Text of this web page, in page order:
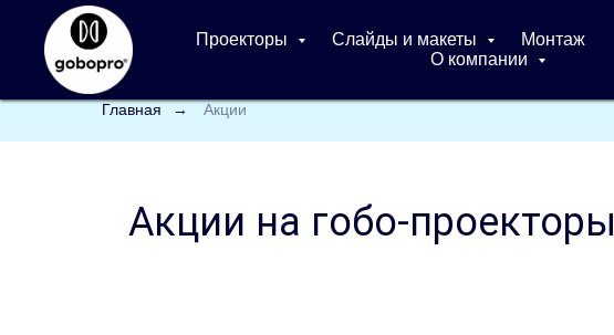
Проекторы Слайды и макеты Монтаж
О компании
Главная → Акции
Акции на гобо-проекторы